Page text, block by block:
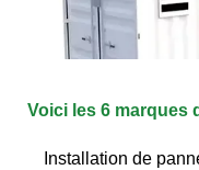
Voici les 6 marques
Installation de